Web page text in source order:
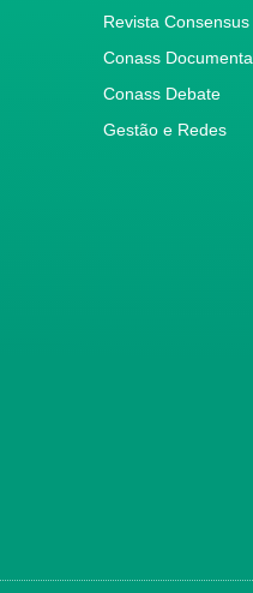
Revista Consensus
Conass Documenta
Conass Debate
Gestão e Redes